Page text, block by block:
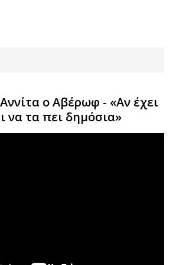
ΣΥΝΔΕΣΗ
Απόψεις
ο Αβέρωφ - «Αν έχει
να τα πει δημόσια»